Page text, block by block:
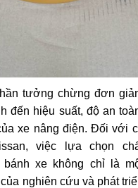
tưởng chừng đơn
đến hiệu suất, độ an
xe nâng điện. Đối với
việc lựa chọn
bánh xe không chỉ là
nghiên cứu và phát